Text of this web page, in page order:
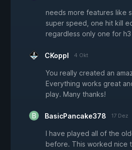
needs more features like
super speed, one hit kill
regardless only one for
CKoppl 4 Okt
You really created an
Everything works great
play. Many thanks!
BasicPancake378 17 Dez
I have played all of the
before. This worked nice